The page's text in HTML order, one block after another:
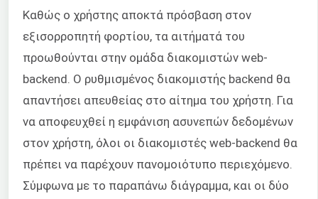
Καθώς ο χρήστης αποκτά πρόσβαση στον
εξισορροπητή φορτίου, τα αιτήματά του
προωθούνται στην ομάδα διακομιστών web-
backend. Ο ρυθμισμένος διακομιστής backend θα
απαντήσει απευθείας στο αίτημα του χρήστη. Για
να αποφευχθεί η εμφάνιση ασυνεπών δεδομένων
στον χρήστη, όλοι οι διακομιστές web-backend θα
πρέπει να παρέχουν πανομοιότυπο περιεχόμενο.
Σύμφωνα με το παραπάνω διάγραμμα, και οι δύο